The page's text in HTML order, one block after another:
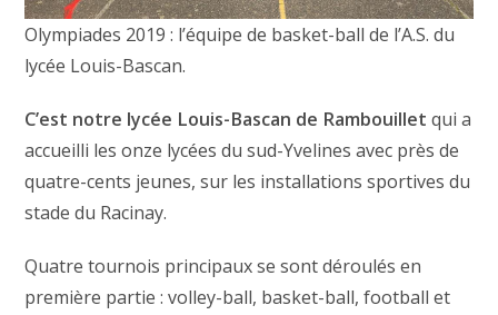
Olympiades 2019 : l’équipe de basket-ball de l’A.S. du
lycée Louis-Bascan.
C’est notre lycée Louis-Bascan de Rambouillet qui a
accueilli les onze lycées du sud-Yvelines avec près de
quatre-cents jeunes, sur les installations sportives du
stade du Racinay.
Quatre tournois principaux se sont déroulés en
première partie : volley-ball, basket-ball, football et